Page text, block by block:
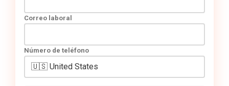
Correo laboral
Número de teléfono